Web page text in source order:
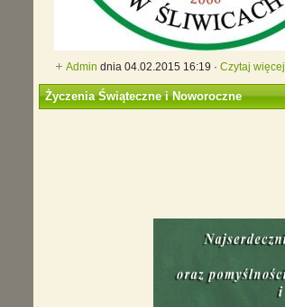
Admin dnia 04.02.2015 16:19 · Czytaj więcej
Życzenia Świąteczne i Noworoczne